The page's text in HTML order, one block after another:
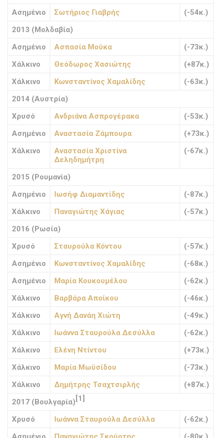
Ασημένιο
Σωτήριος Γιαβρής
(-54κ.)
2013 (Μολδαβία)
Ασημένιο
Ασπασία Μούκα
(-73κ.)
Χάλκινο
Θεόδωρος Χασιώτης
(+87κ.)
Χάλκινο
Κωνσταντίνος Χαμαλίδης
(-63κ.)
2014 (Αυστρία)
Χρυσό
Ανδριάνα Ασπρογέρακα
(-53κ.)
Ασημένιο
Αναστασία Ζάμπουρα
(+73κ.)
Χάλκινο
Αναστασία Χριστίνα
Δεληδημήτρη
(-67κ.)
2015 (Ρουμανία)
Ασημένιο
Ιωσήφ Διαμαντίδης
(-87κ.)
Χάλκινο
Παναγιώτης Χάγιας
(-57κ.)
2016 (Ρωσία)
Χρυσό
Σταυρούλα Κόντου
(-57κ.)
Ασημένιο
Κωνσταντίνος Χαμαλίδης
(-68κ.)
Ασημένιο
Μαρία Κουκουμέλου
(-62κ.)
Χάλκινο
Βαρβάρα Αποίκου
(-46κ.)
Χάλκινο
Αγνή Δανάη Χιώτη
(-49κ.)
Χάλκινο
Ιωάννα Σταυρούλα Δεσύλλα
(-62κ.)
Χάλκινο
Ελένη Ντίντου
(+73κ.)
Χάλκινο
Μαρία Μωϋσίδου
(-73κ.)
Χάλκινο
Δημήτρης Τσαχτσιρλής
(+87κ.)
2017 (Βουλγαρία) [1]
Χρυσό Ιωάννα Σταυρούλα Δεσύλλα
(-62κ.)